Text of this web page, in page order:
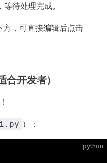
等待处理完成。
方，可直接编辑后点击
开发者）
）：
python